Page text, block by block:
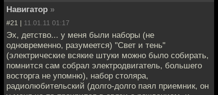
Навигатор »
#21 | 11.01.11 01:17
Эх, детство... у меня были наборы (не
одновременно, разумеется) "Свет и тень"
(электрические всякие штуки можно было собирать,
помнится сам собрал электродвигатель, большего
восторга не упомню), набор столяра,
радиолюбительский (долго-долго паял приемник, он